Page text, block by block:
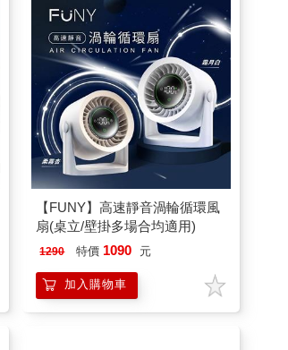
【FUNY】高速靜音渦輪循環風
扇(桌立/壁掛多場合均適用)
1290 特價 1090 元
加入購物車